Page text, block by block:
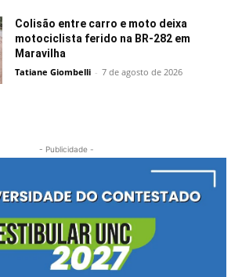
Colisão entre carro e moto deixa
motociclista ferido na BR-282 em
Maravilha
Tatiane Giombelli - 7 de agosto de 2026
- Publicidade -